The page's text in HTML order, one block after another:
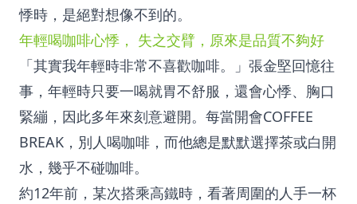
悸時，是絕對想像不到的。
年輕喝咖啡心悸， 失之交臂，原來是品質不夠好
「其實我年輕時非常不喜歡咖啡。」張金堅回憶往
事，年輕時只要一喝就胃不舒服，還會心悸、胸口
緊繃，因此多年來刻意避開。每當開會COFFEE
BREAK，別人喝咖啡，而他總是默默選擇茶或白開
水，幾乎不碰咖啡。
約12年前，某次搭乘高鐵時，看著周圍的人手一杯